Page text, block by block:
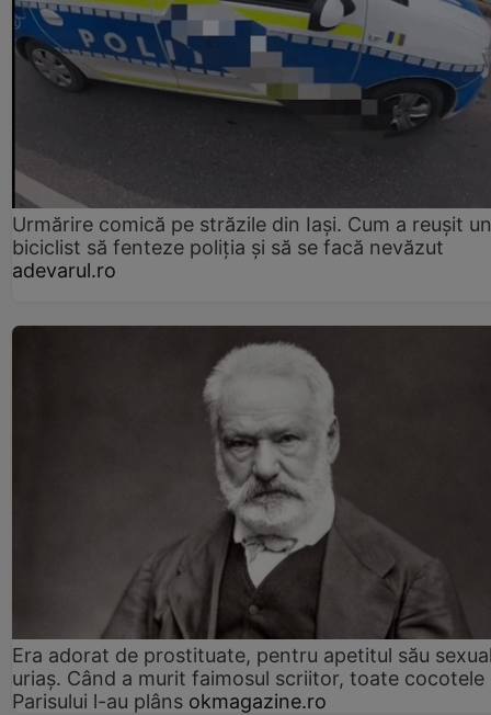
Urmărire comică pe străzile din Iași. Cum a reușit un
biciclist să fenteze poliția și să se facă nevăzut
adevarul.ro
Era adorat de prostituate, pentru apetitul său
uriaș. Când a murit faimosul scriitor, toate cocotele
Parisului l-au plâns okmagazine.ro